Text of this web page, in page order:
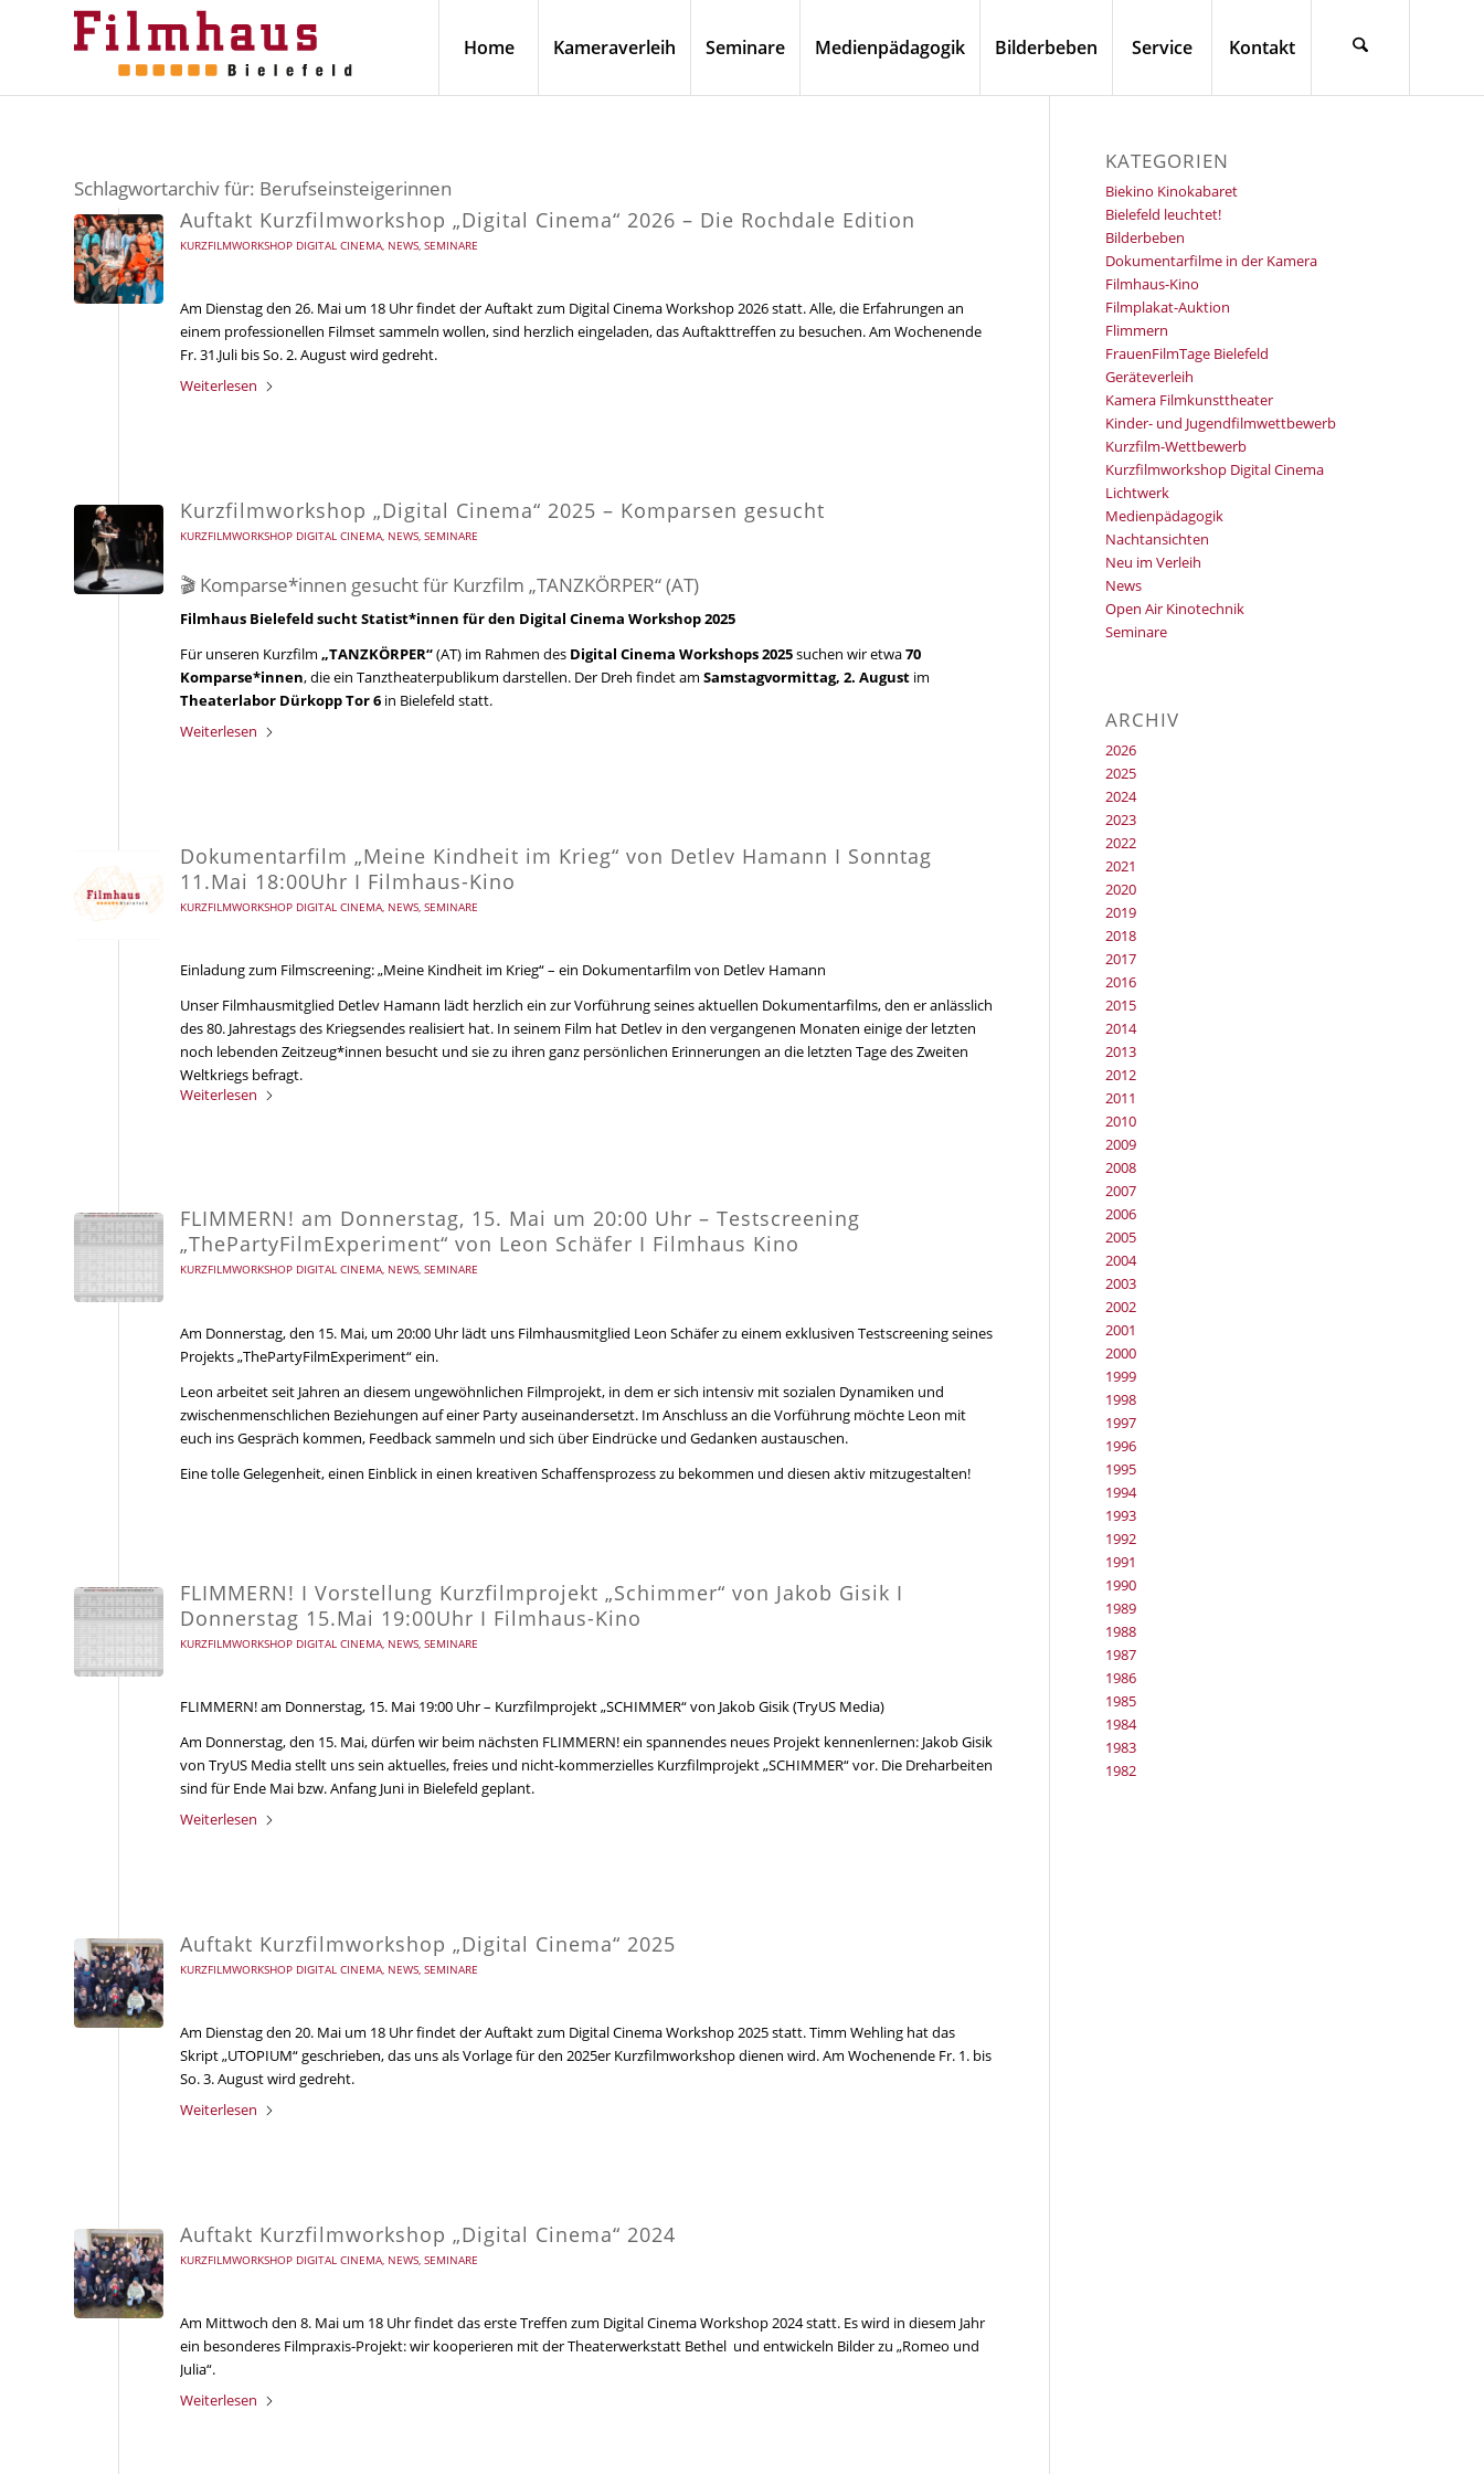
Home Kameraverleih Seminare Medienpädagogik Bilderbeben Service Kontakt
Schlagwortarchiv für: Berufseinsteigerinnen
Auftakt Kurzfilmworkshop „Digital Cinema“ 2026 – Die Rochdale Edition
KURZFILMWORKSHOP DIGITAL CINEMA, NEWS, SEMINARE
Am Dienstag den 26. Mai um 18 Uhr findet der Auftakt zum Digital Cinema Workshop 2026 statt. Alle, die Erfahrungen an
einem professionellen Filmset sammeln wollen, sind herzlich eingeladen, das Auftakttreffen zu besuchen. Am Wochenende
Fr. 31.Juli bis So. 2. August wird gedreht.
Weiterlesen
Kurzfilmworkshop „Digital Cinema“ 2025 – Komparsen gesucht
KURZFILMWORKSHOP DIGITAL CINEMA, NEWS, SEMINARE
🎬 Komparse*innen gesucht für Kurzfilm „TANZKÖRPER“ (AT)
Filmhaus Bielefeld sucht Statist*innen für den Digital Cinema Workshop 2025
Für unseren Kurzfilm „TANZKÖRPER“(AT) im Rahmen des Digital Cinema Workshops 2025suchen wir etwa70
Komparse*innen, die ein Tanztheaterpublikum darstellen. Der Dreh findet am Samstagvormittag, 2. August im
Theaterlabor Dürkopp Tor 6 in Bielefeld statt.
Weiterlesen
Dokumentarfilm „Meine Kindheit im Krieg“ von Detlev Hamann I Sonntag
11.Mai 18:00Uhr I Filmhaus-Kino
KURZFILMWORKSHOP DIGITAL CINEMA, NEWS, SEMINARE
Einladung zum Filmscreening: „Meine Kindheit im Krieg“ – ein Dokumentarfilm von Detlev Hamann
Unser Filmhausmitglied Detlev Hamann lädt herzlich ein zur Vorführung seines aktuellen Dokumentarfilms, den er anlässlich
des 80. Jahrestags des Kriegsendes realisiert hat. In seinem Film hat Detlev in den vergangenen Monaten einige der letzten
noch lebenden Zeitzeug*innen besucht und sie zu ihren ganz persönlichen Erinnerungen an die letzten Tage des Zweiten
Weltkriegs befragt.
Weiterlesen
FLIMMERN! am Donnerstag, 15. Mai um 20:00 Uhr – Testscreening
„ThePartyFilmExperiment“ von Leon Schäfer I Filmhaus Kino
KURZFILMWORKSHOP DIGITAL CINEMA, NEWS, SEMINARE
Am Donnerstag, den 15. Mai, um 20:00 Uhr lädt uns Filmhausmitglied Leon Schäfer zu einem exklusiven Testscreening seines
Projekts „ThePartyFilmExperiment“ ein.
Leon arbeitet seit Jahren an diesem ungewöhnlichen Filmprojekt, in dem er sich intensiv mit sozialen Dynamiken und
zwischenmenschlichen Beziehungen auf einer Party auseinandersetzt. Im Anschluss an die Vorführung möchte Leon mit
euch ins Gespräch kommen, Feedback sammeln und sich über Eindrücke und Gedanken austauschen.
Eine tolle Gelegenheit, einen Einblick in einen kreativen Schaffensprozess zu bekommen und diesen aktiv mitzugestalten!
FLIMMERN! I Vorstellung Kurzfilmprojekt „Schimmer“ von Jakob Gisik I
Donnerstag 15.Mai 19:00Uhr I Filmhaus-Kino
KURZFILMWORKSHOP DIGITAL CINEMA NEWS SEMINARE
FLIMMERN! am Donnerstag, 15. Mai 19:00 Uhr – Kurzfilmprojekt „SCHIMMER“ von Jakob Gisik (TryUS Media)
Am Donnerstag, den 15. Mai, dürfen wir beim nächsten FLIMMERN! ein spannendes neues Projekt kennenlernen: Jakob Gisik
von TryUS Media stellt uns sein aktuelles, freies und nicht-kommerzielles Kurzfilmprojekt „SCHIMMER“ vor. Die Dreharbeiten
sind für Ende Mai bzw. Anfang Juni in Bielefeld geplant.
Weiterlesen
Auftakt Kurzfilmworkshop „Digital Cinema“ 2025
KURZFILMWORKSHOP DIGITAL CINEMA, NEWS, SEMINARE
Am Dienstag den 20. Mai um 18 Uhr findet der Auftakt zum Digital Cinema Workshop 2025 statt. Timm Wehling hat das
Skript „UTOPIUM“ geschrieben, das uns als Vorlage für den 2025er Kurzfilmworkshop dienen wird. Am Wochenende Fr. 1. bis
So. 3. August wird gedreht.
Weiterlesen
Auftakt Kurzfilmworkshop „Digital Cinema“ 2024
KURZFILMWORKSHOP DIGITAL CINEMA, NEWS, SEMINARE
Am Mittwoch den 8. Mai um 18 Uhr findet das erste Treffen zum Digital Cinema Workshop 2024 statt. Es wird in diesem Jahr
ein besonderes Filmpraxis-Projekt: wir kooperieren mit der Theaterwerkstatt Bethel und entwickeln Bilder zu „Romeo und
Julia“.
Weiterlesen
KATEGORIEN
Biekino Kinokabaret
Bielefeld leuchtet!
Bilderbeben
Dokumentarfilme in der Kamera
Filmhaus-Kino
Filmplakat-Auktion
Flimmern
FrauenFilmTage Bielefeld
Geräteverleih
Kamera Filmkunsttheater
Kinder- und Jugendfilmwettbewerb
Kurzfilm-Wettbewerb
Kurzfilmworkshop Digital Cinema
Lichtwerk
Medienpädagogik
Nachtansichten
Neu im Verleih
News
Open Air Kinotechnik
Seminare
ARCHIV
2026
2025
2024
2023
2022
2021
2020
2019
2018
2017
2016
2015
2014
2013
2012
2011
2010
2009
2008
2007
2006
2005
2004
2003
2002
2001
2000
1999
1998
1997
1996
1995
1994
1993
1992
1991
1990
1989
1988
1987
1986
1985
1984
1983
1982